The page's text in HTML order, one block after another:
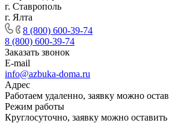
г. Ставрополь
г. Ялта
8 (800) 600-39-74
8 (800) 600-39-74
Заказать звонок
E-mail
info@azbuka-doma.ru
Адрес
Работаем удаленно, заявку можно
Режим работы
Круглосуточно, заявку можно оставить